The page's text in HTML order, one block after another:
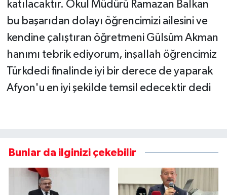
katılacaktır. Okul Müdürü Ramazan Balkan
bu başarıdan dolayı öğrencimizi ailesini ve
kendine çalıştıran öğretmeni Gülsüm Akman
hanımı tebrik ediyorum, inşallah öğrencimiz
Türkdedi finalinde iyi bir derece de yaparak
Afyon'u en iyi şekilde temsil edecektir dedi
Bunlar da ilginizi çekebilir